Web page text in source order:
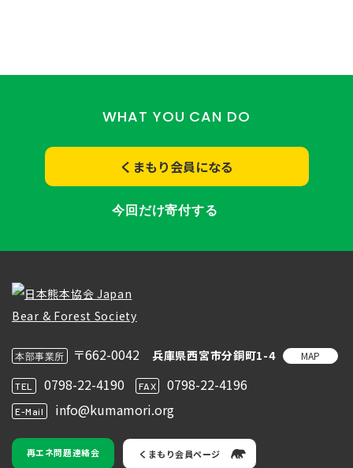
WHAT YOU CAN DO
くまもり会員になる
今回だけ寄付する
本部事業所 〒662-0042 兵庫県西宮市分銅町1-4 MAP
TEL 0798-22-4190 FAX 0798-22-4196
E-Mail info@kumamori.org
再エネ問題連絡会 くまもり会員ページ